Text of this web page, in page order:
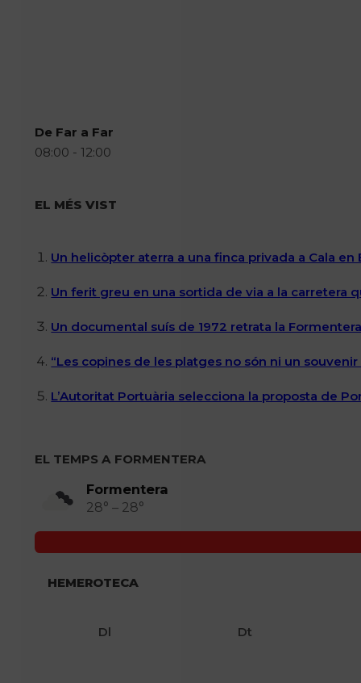
De Far a Far
08:00 - 12:00
EL MÉS VIST
Un helicòpter aterra a una finca privada a Cala
Un ferit greu en una sortida de via a la carretera
Un documental suís de 1972 retrata la
“Les copines de les platges no són ni un
L’Autoritat Portuària selecciona la proposta de
EL TEMPS A FORMENTERA
Formentera
28° – 28°
HEMEROTECA
Dl Dt